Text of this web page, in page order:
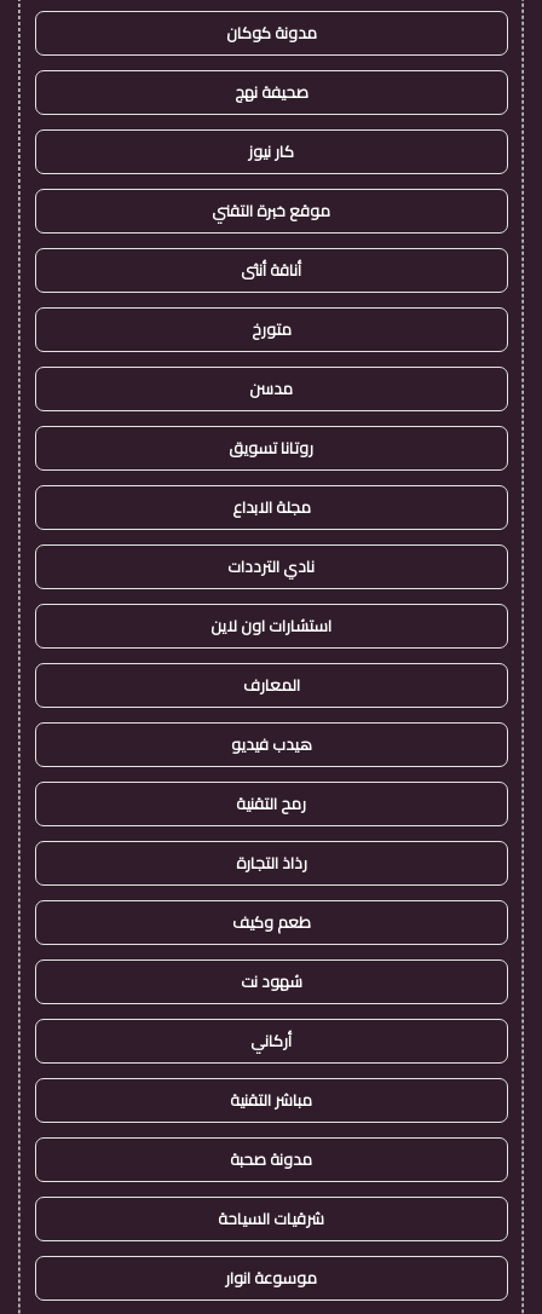
مدونة كوكان
صحيفة نهج
كار نيوز
موقع خبرة التقني
أناقة أنثى
متورخ
مدسن
روتانا تسويق
مجلة الابداع
نادي الترددات
استشارات اون لاين
المعارف
هيدب فيديو
رمح التقنية
رذاذ التجارة
طعم وكيف
شهود نت
أركاني
مباشر التقنية
مدونة صحبة
شرقيات السياحة
موسوعة انوار